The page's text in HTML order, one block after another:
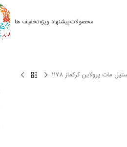
محصولاتپیشنهاد ویژهتخفیف ها